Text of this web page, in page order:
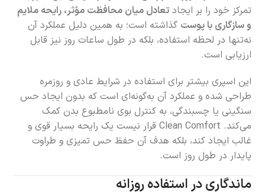
تمرکز خود را بر ایجادتعادل میان محافظت مؤثر، رایحه ملایم
و سازگاری با پوست گذاشته است؛ به همین دلیل عملکرد آن
نه‌تنها در لحظه استفاده، بلکه در طول ساعات روز نیز قابل
ارزیابی است.
این اسپری بیشتر برای استفاده در شرایط عادی و روزمره
طراحی شده و عملکرد آن به‌گونه‌ای است که بدون ایجاد حس
سنگینی یا چسبندگی، به کنترل بوی نامطبوع بدن کمک
می‌کند. Clean Comfort قرار نیست یک رایحه بسیار قوی و
غالب ایجاد کند، بلکه هدف آن حفظ حس تمیزی و طراوت
پایدار در طول روز است.
ماندگاری در استفاده روزانه